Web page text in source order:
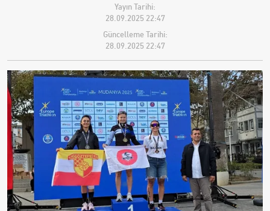
Yayın Tarihi:
28.09.2025 22:47
Güncelleme Tarihi:
28.09.2025 22:47